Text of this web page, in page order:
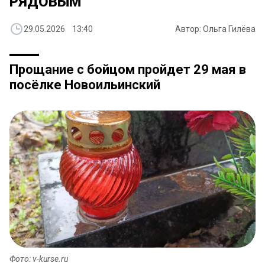
29.05.2026 13:40 Автор: Ольга Гилёва
Прощание с бойцом пройдет 29 мая в
посёлке Новоильинский
Фото: v-kurse.ru